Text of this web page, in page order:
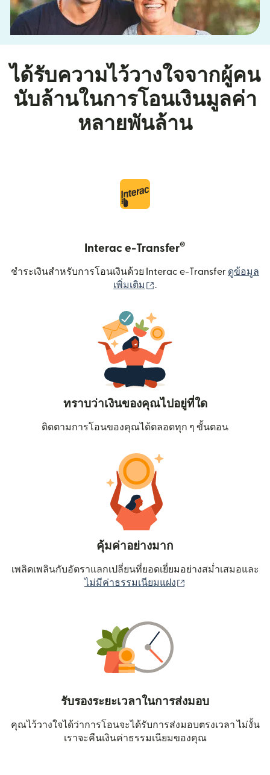
ได้รับความไว้วางใจจากผู้คน
นับล้านในการโอนเงินมูลค่า
หลายพันล้าน
Interac e-Transfer®
ชำระเงินสำหรับการโอนเงินด้วย Interac e-Transfer ดูข้อมูล
เพิ่มเติม
.
ทราบว่าเงินของคุณไปอยู่ที่ใด
ติดตามการโอนของคุณได้ตลอดทุก ๆ ขั้นตอน
คุ้มค่าอย่างมาก
เพลิดเพลินกับอัตราแลกเปลี่ยนที่ยอดเยี่ยมอย่างสม่ำเสมอและ
ไม่มีค่าธรรมเนียมแฝง
รับรองระยะเวลาในการส่งมอบ
คุณไว้วางใจได้ว่าการโอนจะได้รับการส่งมอบตรงเวลา ไม่งั้น
เราจะคืนเงินค่าธรรมเนียมของคุณ